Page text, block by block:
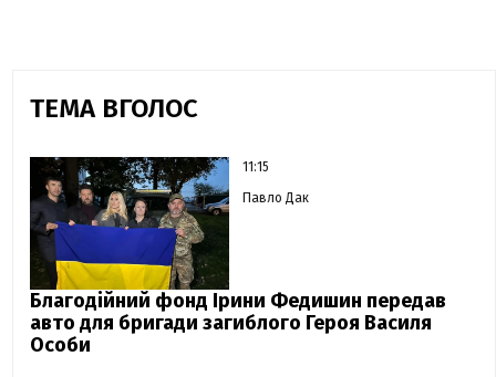
ТЕМА ВГОЛОС
11:15
Павло Дак
Благодійний фонд Ірини Федишин передав
авто для бригади загиблого Героя Василя
Особи